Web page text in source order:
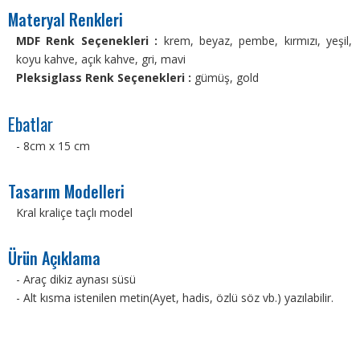
Materyal Renkleri
MDF Renk Seçenekleri : krem, beyaz, pembe, kırmızı, yeşil,
koyu kahve, açık kahve, gri, mavi
Pleksiglass Renk Seçenekleri : gümüş, gold
Ebatlar
- 8cm x 15 cm
Tasarım Modelleri
Kral kraliçe taçlı model
Ürün Açıklama
- Araç dikiz aynası süsü
- Alt kısma istenilen metin(Ayet, hadis, özlü söz vb.) yazılabilir.